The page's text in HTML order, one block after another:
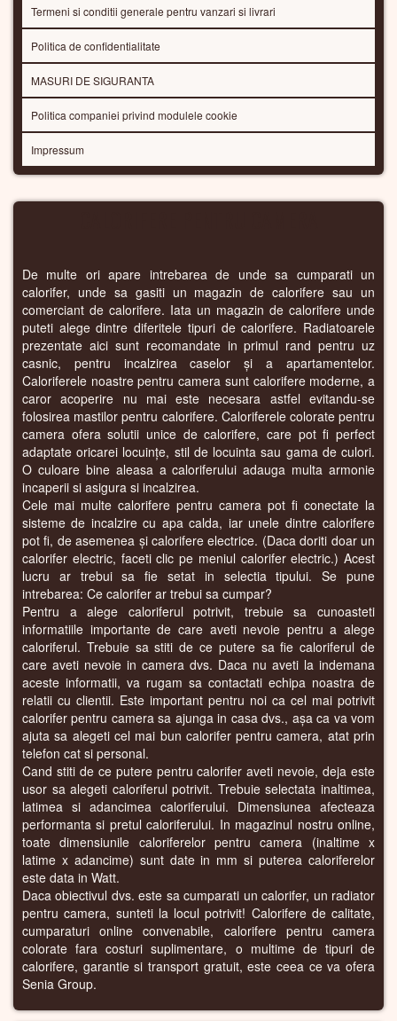
Termeni si conditii generale pentru vanzari si livrari
Politica de confidentialitate
MASURI DE SIGURANTA
Politica companiei privind modulele cookie
Impressum
De multe ori apare intrebarea de unde sa cumparati un
calorifer, unde sa gasiti un magazin de calorifere sau un
comerciant de calorifere. Iata un magazin de calorifere unde
puteti alege dintre diferitele tipuri de calorifere. Radiatoarele
prezentate aici sunt recomandate in primul rand pentru uz
casnic, pentru incalzirea caselor și a apartamentelor.
Caloriferele noastre pentru camera sunt calorifere moderne, a
caror acoperire nu mai este necesara astfel evitandu-se
folosirea mastilor pentru calorifere. Caloriferele colorate pentru
camera ofera solutii unice de calorifere, care pot fi perfect
adaptate oricarei locuințe, stil de locuinta sau gama de culori.
O culoare bine aleasa a caloriferului adauga multa armonie
incaperii si asigura si incalzirea.
Cele mai multe calorifere pentru camera pot fi conectate la
sisteme de incalzire cu apa calda, iar unele dintre calorifere
pot fi, de asemenea și calorifere electrice. (Daca doriti doar un
calorifer electric, faceti clic pe meniul calorifer electric.) Acest
lucru ar trebui sa fie setat in selectia tipului. Se pune
intrebarea: Ce calorifer ar trebui sa cumpar?
Pentru a alege caloriferul potrivit, trebuie sa cunoasteti
informatiile importante de care aveti nevoie pentru a alege
caloriferul. Trebuie sa stiti de ce putere sa fie caloriferul de
care aveti nevoie in camera dvs. Daca nu aveti la indemana
aceste informatii, va rugam sa contactati echipa noastra de
relatii cu clientii. Este important pentru noi ca cel mai potrivit
calorifer pentru camera sa ajunga in casa dvs., așa ca va vom
ajuta sa alegeti cel mai bun calorifer pentru camera, atat prin
telefon cat si personal.
Cand stiti de ce putere pentru calorifer aveti nevoie, deja este
usor sa alegeti caloriferul potrivit. Trebuie selectata inaltimea,
latimea si adancimea caloriferului. Dimensiunea afecteaza
performanta si pretul caloriferului. In magazinul nostru online,
toate dimensiunile caloriferelor pentru camera (inaltime x
latime x adancime) sunt date in mm si puterea caloriferelor
este data in Watt.
Daca obiectivul dvs. este sa cumparati un calorifer, un radiator
pentru camera, sunteti la locul potrivit! Calorifere de calitate,
cumparaturi online convenabile, calorifere pentru camera
colorate fara costuri suplimentare, o multime de tipuri de
calorifere, garantie si transport gratuit, este ceea ce va ofera
Senia Group.